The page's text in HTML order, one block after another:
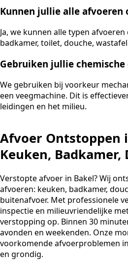
Kunnen jullie alle afvoeren
Ja, we kunnen alle typen
badkamer, toilet, douche,
Gebruiken jullie
We gebruiken bij voorkeur
een veegmachine. Dit is
leidingen en het milieu.
Afvoer Ontstoppen
Keuken, Badkamer,
Verstopte afvoer in Bakel? Wij
afvoeren: keuken, badkamer,
buitenafvoer. Met professionele
inspectie en milieuvriendelijke
verstopping op. Binnen 30
avonden en weekenden. Onze
voorkomende afvoerproblemen
en grondig.